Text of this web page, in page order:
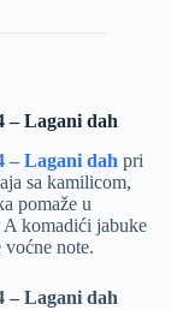
– Lagani dah
– Lagani dah pri
sa kamilicom,
pomaže u
A komadići jabuke
note.
– Lagani dah